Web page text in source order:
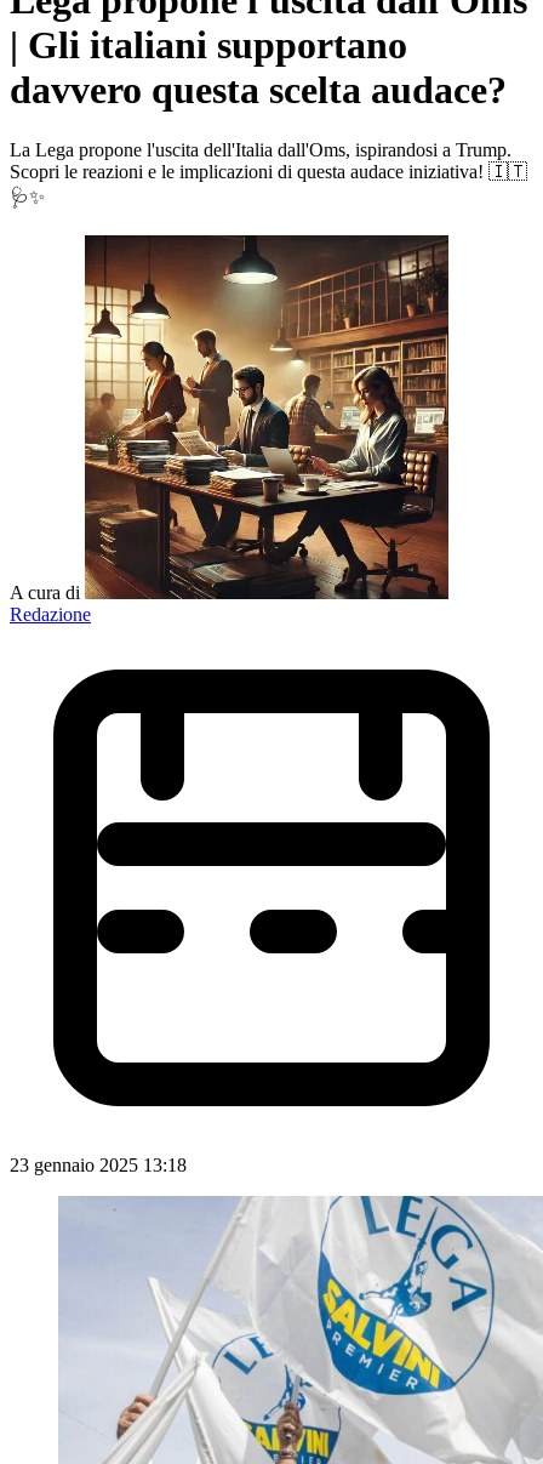
| Gli italiani supportano
davvero questa scelta audace?
La Lega propone l'uscita dell'Italia dall'Oms, ispirandosi a Trump.
Scopri le reazioni e le implicazioni di questa audace iniziativa! 🇮🇹
🩺✨
A cura di
Redazione
23 gennaio 2025 13:18